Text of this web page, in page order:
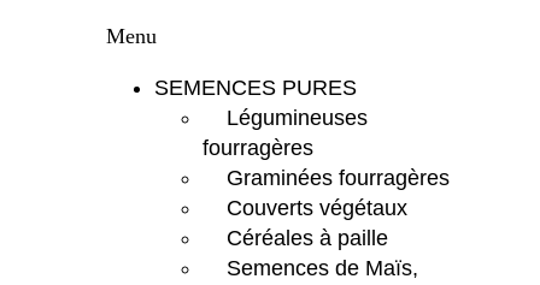
Menu
SEMENCES PURES
Légumineuses
fourragères
Graminées fourragères
Couverts végétaux
Céréales à paille
Semences de Maïs,